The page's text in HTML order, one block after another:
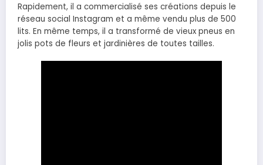
Rapidement, il a commercialisé ses créations depuis le
réseau social Instagram et a même vendu plus de 500
lits. En même temps, il a transformé de vieux pneus en
jolis pots de fleurs et jardinières de toutes tailles.